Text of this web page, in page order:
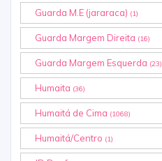
Guarda M.E (jararaca) (1)
Guarda Margem Direita (16)
Guarda Margem Esquerda (23)
Humaita (36)
Humaitá de Cima (1068)
Humaitá/Centro (1)